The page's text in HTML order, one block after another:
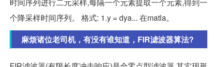
时间序列进行二元采样,每隔一个元素提取一个元素,得到一
个降采样时间序列。 格式: 1.y = dya... 在matla。
麻烦诸位老司机，有没有谁知道，FIR滤波器算法?